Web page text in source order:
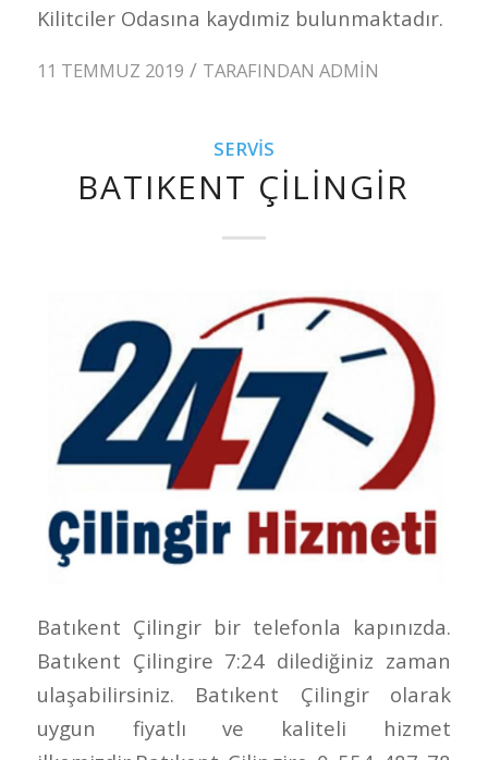
Kilitciler Odasına kaydımiz bulunmaktadır.
11 TEMMUZ 2019 / TARAFINDAN ADMIN
SERVIS
BATIKENT ÇILINGIR
Batıkent Çilingir bir telefonla kapınızda.
Batıkent Çilingire 7:24 dilediğiniz zaman
ulaşabilirsiniz. Batıkent Çilingir olarak
uygun fiyatlı ve kaliteli hizmet